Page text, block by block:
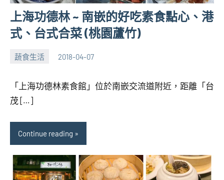
上海功德林 ~ 南嵌的好吃素食點心、港
式、台式合菜 (桃園蘆竹)
蔬食生活 2018-04-07
張
芋
No
「上海功德林素食館」位於南嵌交流道附近，距離「台
茂 […]
Continue reading